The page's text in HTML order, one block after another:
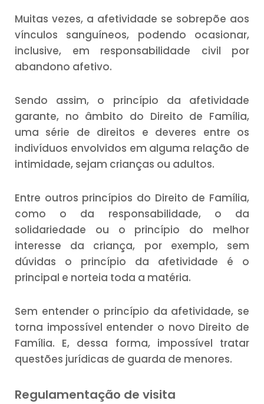
Muitas vezes, a afetividade se sobrepõe aos
vínculos sanguíneos, podendo ocasionar,
inclusive, em responsabilidade civil por
abandono afetivo.
Sendo assim, o princípio da afetividade
garante, no âmbito do Direito de Família,
uma série de direitos e deveres entre os
indivíduos envolvidos em alguma relação de
intimidade, sejam crianças ou adultos.
Entre outros princípios do Direito de Família,
como o da responsabilidade, o da
solidariedade ou o princípio do melhor
interesse da criança, por exemplo, sem
dúvidas o princípio da afetividade é o
principal e norteia toda a matéria.
Sem entender o princípio da afetividade, se
torna impossível entender o novo Direito de
Família. E, dessa forma, impossível tratar
questões jurídicas de guarda de menores.
Regulamentação de visita